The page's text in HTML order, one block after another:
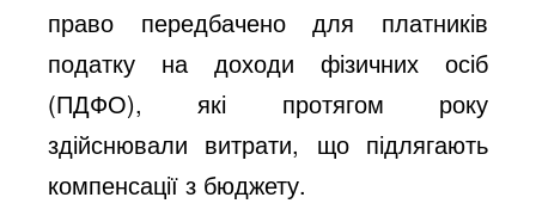
право передбачено для платників
податку на доходи фізичних осіб
(ПДФО), які протягом року
здійснювали витрати, що підлягають
компенсації з бюджету.